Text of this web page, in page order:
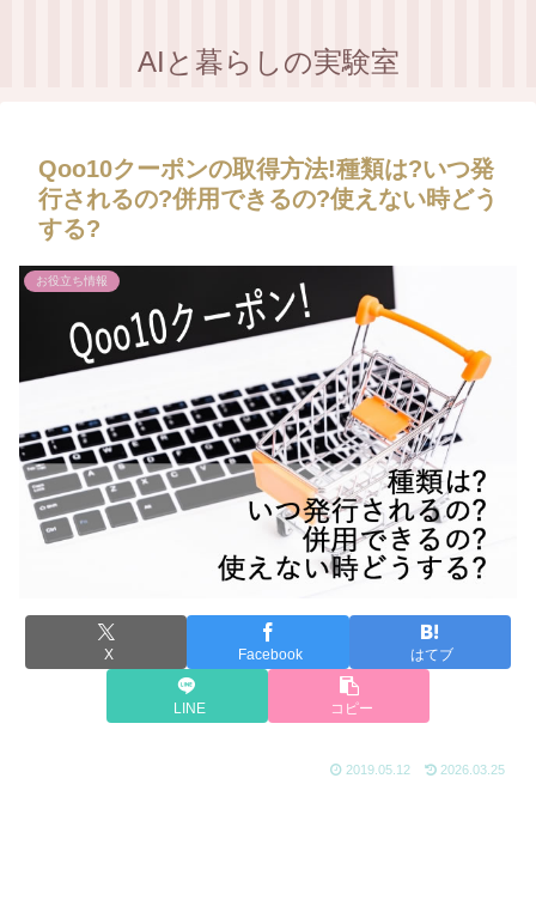
AIと暮らしの実験室
Qoo10クーポンの取得方法!種類は?いつ発
行されるの?併用できるの?使えない時どう
する?
お役立ち情報
X Facebook はてブ
LINE コピー
2019.05.12 2026.03.25